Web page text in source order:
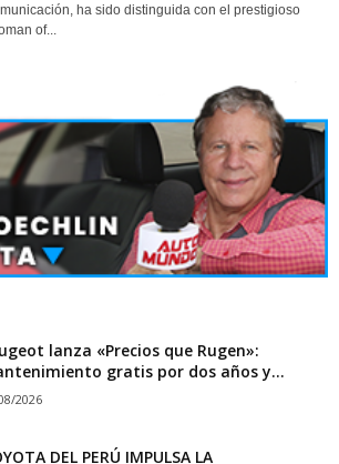
ha sido distinguida con el prestigioso
of...
lanza «Precios que Rugen»:
gratis por dos años y...
2026
DEL PERÚ IMPULSA LA